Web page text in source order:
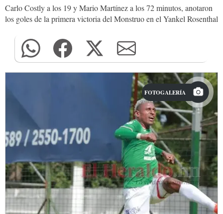
Carlo Costly a los 19 y Mario Martínez a los 72 minutos, anotaron
los goles de la primera victoria del Monstruo en el Yankel Rosenthal
FOTOGALERÍA